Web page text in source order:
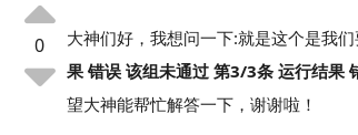
0 大神们好，我想问一下:就是这个是我
果 错误 该组未通过 第3/3条 运行结果
望大神能帮忙解答一下，谢谢啦！